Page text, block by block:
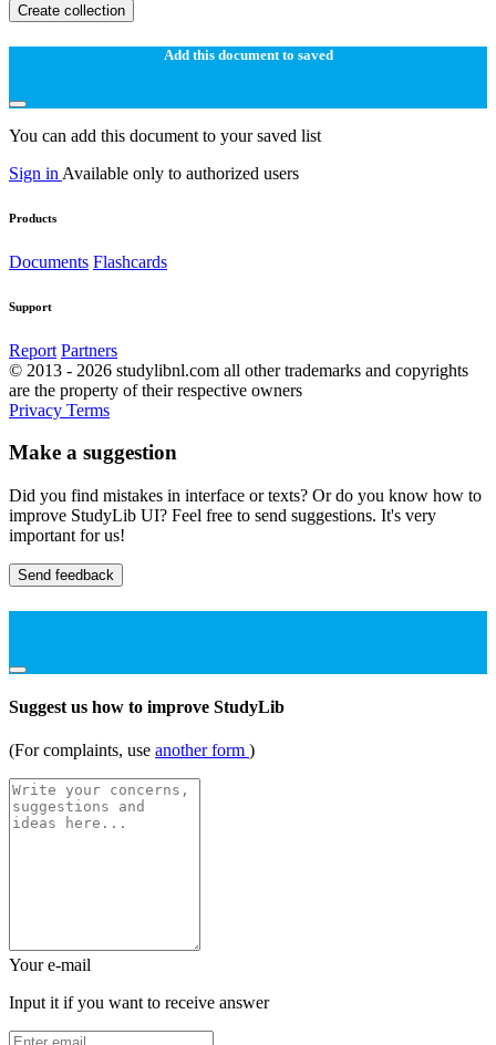
Create collection
Add this document to saved
You can add this document to your saved list
Sign in Available only to authorized users
Products
Documents Flashcards
Support
Report Partners
© 2013 - 2026 studylibnl.com all other trademarks and copyrights
are the property of their respective owners
Privacy Terms
Make a suggestion
Did you find mistakes in interface or texts? Or do you know how to
improve StudyLib UI? Feel free to send suggestions. It's very
important for us!
Send feedback
Suggest us how to improve StudyLib
(For complaints, use another form )
Your e-mail
Input it if you want to receive answer